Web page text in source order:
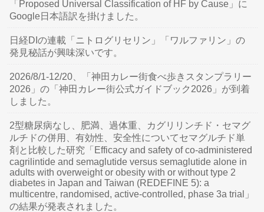
「Proposed Universal Classification of HF by Cause」に
Google日本語訳を掛けました。
日経DIの連載「ニトログリセリン」「ワルファリン」の
発見秘話が興味深いです。
2026/8/1-12/20、「神田カレー街食べ歩きスタンプラリー
2026」の「神田カレー街公式ガイドブック2026」が到着
しました。
2型糖尿病なし、肥満、過体重、カグリリンチド・セマグ
ルチドの併用、有効性、安全性についてセマグルチド単
剤と比較した研究「Efficacy and safety of co-administered
cagrilintide and semaglutide versus semaglutide alone in
adults with overweight or obesity with or without type 2
diabetes in Japan and Taiwan (REDEFINE 5): a
multicentre, randomised, active-controlled, phase 3a trial」
の結果が発表されました。